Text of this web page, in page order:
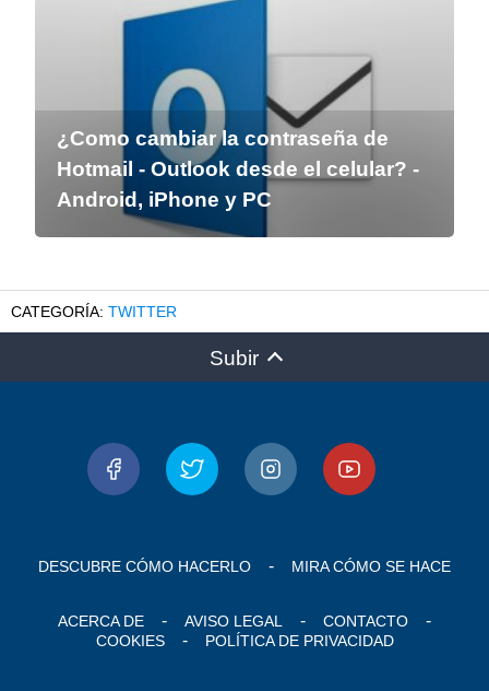
¿Como cambiar la contraseña de
Hotmail - Outlook desde el celular? -
Android, iPhone y PC
TWITTER
Subir
DESCUBRE CÓMO HACERLO MIRA CÓMO SE HACE
ACERCA DE AVISO LEGAL
CONTACTO
COOKIES
POLÍTICA DE PRIVACIDAD